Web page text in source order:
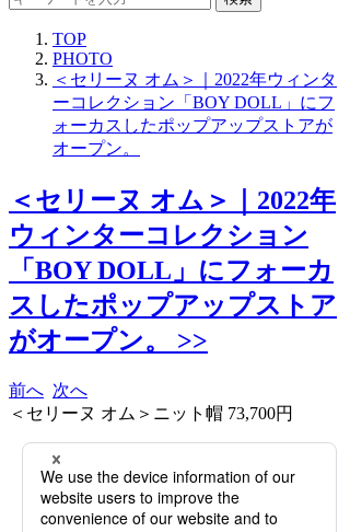
TOP
PHOTO
＜セリーヌ オム＞｜2022年ウィンタ
ーコレクション「BOY DOLL」にフ
ォーカスしたポップアップストアが
オープン。
＜セリーヌ オム＞｜2022年
ウィンターコレクション
「BOY DOLL」にフォーカ
スしたポップアップストア
がオープン。 >>
前へ 次へ
＜セリーヌ オム＞ニット帽 73,700円